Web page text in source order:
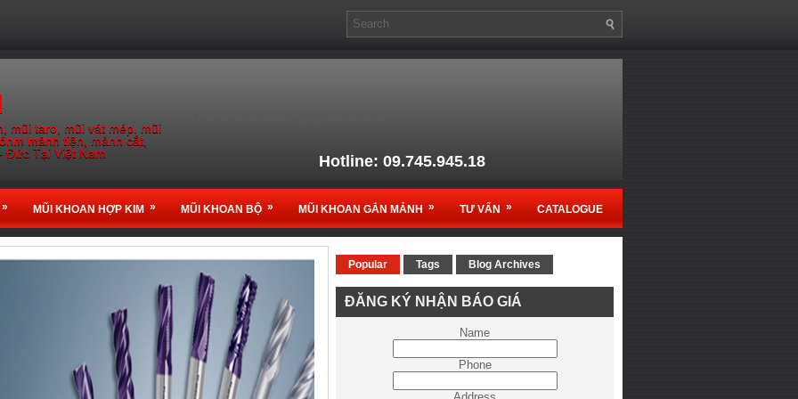
mũi taro, mũi vát mép. mũi
mảnh tiện, mảnh cắt,
Đức Tại Việt Nam
Hotline: 09.745.945.18
Email: muikhoanso1@gmail.com
Nhà Phân phối chính thức sản phẩm Ruko - Germany
tạiViệt Nam
» MŨI KHOAN HỢP KIM » MŨI KHOAN BỘ » MŨI KHOAN GẮN MẢNH » TƯ VẤN » CATALOGUE
Popular Tags Blog Archives
ĐĂNG KÝ NHẬN BÁO GIÁ
Name
Phone